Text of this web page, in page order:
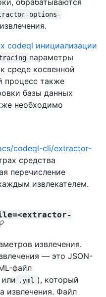
options-
codeql инициализации
параметры
среде косвенной
процесс также
базы данных
необходимо
codeql-cli/extractor-
средства
перечисление
извлекателем.
извлечения.
— это JSON-
файл
или .yml
), который
извлечения. Файл